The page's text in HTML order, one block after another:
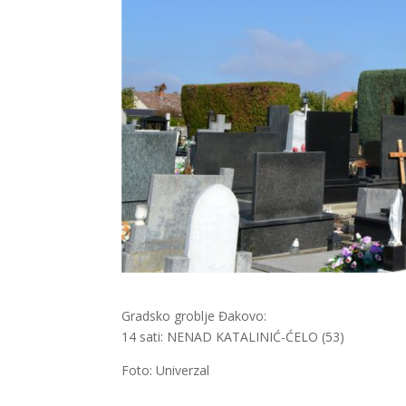
Gradsko groblje Đakovo:
14 sati: NENAD KATALINIĆ-ĆELO (53)
Foto: Univerzal